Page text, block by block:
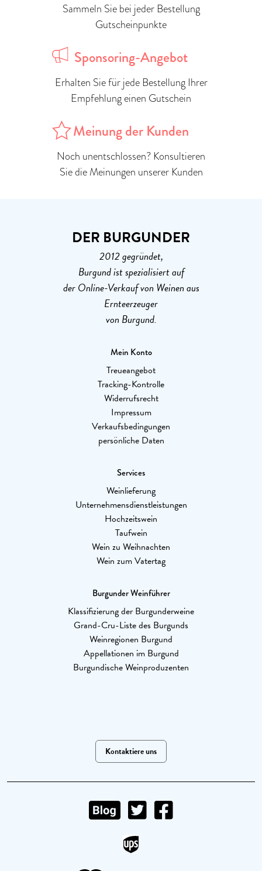
Sammeln Sie bei jeder Bestellung
Gutscheinpunkte
Sponsoring-Angebot
Erhalten Sie für jede Bestellung Ihrer
Empfehlung einen Gutschein
Meinung der Kunden
Noch unentschlossen? Konsultieren
Sie die Meinungen unserer Kunden
DER BURGUNDER
2012 gegründet,
Burgund ist spezialisiert auf
der Online-Verkauf von Weinen aus
Ernteerzeuger
von Burgund.
Mein Konto
Treueangebot
Tracking-Kontrolle
Widerrufsrecht
Impressum
Verkaufsbedingungen
persönliche Daten
Services
Weinlieferung
Unternehmensdienstleistungen
Hochzeitswein
Taufwein
Wein zu Weihnachten
Wein zum Vatertag
Burgunder Weinführer
Klassifizierung der Burgunderweine
Grand-Cru-Liste des Burgunds
Weinregionen Burgund
Appellationen im Burgund
Burgundische Weinproduzenten
Kontaktiere uns